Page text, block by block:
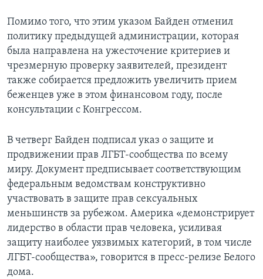
Помимо того, что этим указом Байден отменил
политику предыдущей администрации, которая
была направлена на ужесточение критериев и
чрезмерную проверку заявителей, президент
также собирается предложить увеличить прием
беженцев уже в этом финансовом году, после
консультации с Конгрессом.
В четверг Байден подписал указ о защите и
продвижении прав ЛГБТ-сообщества по всему
миру. Документ предписывает соответствующим
федеральным ведомствам конструктивно
участвовать в защите прав сексуальных
меньшинств за рубежом. Америка «демонстрирует
лидерство в области прав человека, усиливая
защиту наиболее уязвимых категорий, в том числе
ЛГБТ-сообщества», говорится в пресс-релизе Белого
дома.